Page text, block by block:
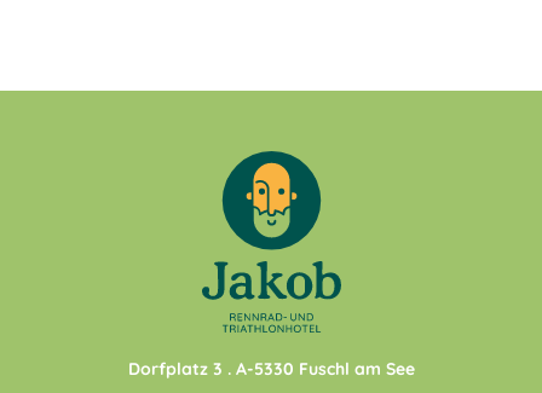
Dorfplatz 3 . A-5330 Fuschl am See